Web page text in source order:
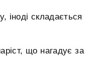
іноді складається
що нагадує за